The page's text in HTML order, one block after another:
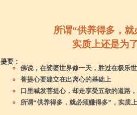
所谓“供养得多，就
实质上还是为
提要：
佛说，在娑婆世界修一天，胜过在极乐
菩提心要建立在出离心的基础上
口里喊发菩提心，却走享受五欲的道路
所谓“供养得多，就必须赚得多”，实质